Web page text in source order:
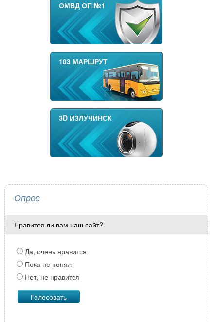
ОМВД ОП №1
103 МАРШРУТ
3D ИЗЛУЧИНСК
Опрос
Нравится ли вам наш сайт?
Да, очень нравится
Пока не понял
Нет, не нравится